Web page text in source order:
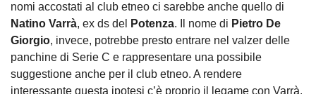
nomi accostati al club etneo ci sarebbe anche quello di
Natino Varrà, ex ds del Potenza. Il nome di Pietro De
Giorgio, invece, potrebbe presto entrare nel valzer delle
panchine di Serie C e rappresentare una possibile
suggestione anche per il club etneo. A rendere
interessante questa ipotesi c’è proprio il legame con Varrà.